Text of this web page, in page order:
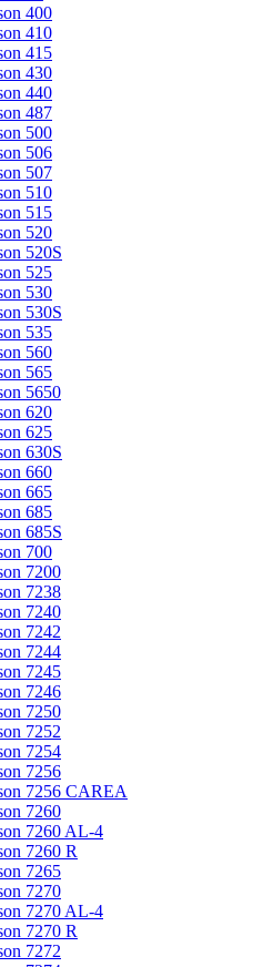
400
410
415
430
440
487
500
506
507
510
515
520
520S
525
530
530S
535
560
565
5650
620
625
630S
660
665
685
685S
700
7200
7238
7240
7242
7244
7245
7246
7250
7252
7254
7256
7256 CAREA
7260
7260 AL-4
7260 R
7265
7270
7270 AL-4
7270 R
7272